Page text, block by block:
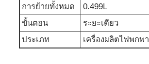
เครื่องยนต์ดีเซลเจเนอเรเตอร์
ปั๊มน้ำเสีย
การย้ายทั้งหมด
0.499L
ขั้นตอน
ระยะเดียว
ประเภท
เครื่องผลิตไฟพกพา